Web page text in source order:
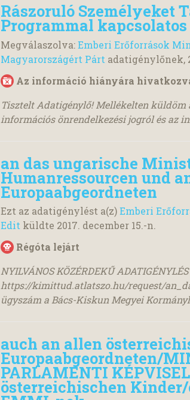
Rászoruló Személyeket
Programmal
Megválaszolva:Emberi Erőforrások
Magyarországért Párt adatigénylőnek,
Az információ hiányára
Tisztelt Adatigénylő! Mellékelten
információs önrendelkezési jogról és az
an das ungarische
Humanressourcen und
Europaabgeordneten
Ezt az adatigénylést a(z)Emberi
Edit küldte 2017. december 15.-n.
Régóta lejárt
NYILVÁNOS KÖZÉRDEKŰ ADATIGÉNYLÉS
https://kimittud.atlatszo.hu/request/
ügyszám a Bács-Kiskun Megyei
auch an allen
Europaabgeordneten/
PARLAMENTI
österreichischen